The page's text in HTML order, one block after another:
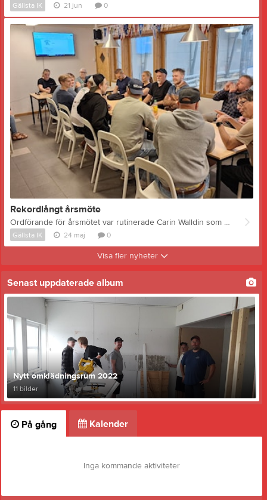
Gällsta IK 21 jun 0
Rekordlångt årsmöte
Ordförande för årsmötet var rutinerade Carin Walldin som skötte klubbföringen både elegant och säkert. Trots Carins rutin blev det ett rekordlångt årsmöte. Genomgången av förra årets ekonomiska förehavanden krävde en hel del tid till att börja med. Resultatet slutade på ca -187 tusen kronor, vilket givetvis var en anledning till både noggrann genomgång och en och annan fråga. Dessutom presenterade styrelsen förslag till nya stadgar, nya riktlinjer mm vilket krävde en hel del tid för genomgång, diskussion och beslut. Medlemsavgiften beslutades orförändrad, 300 kr respektive 500 kr för familj. Avgående ledamöterna Ingela Söderlind, Erik Söderlind och Sara Sjödin avtackades av ordförande Susanne Swanston Kurtson. Nya i styrelsen blev Pehr Andersson, Linda Granell och Robert Lundwall. Bilden: Cirka 20 medlemmar bevistade klubbens årsmöte
Gällsta IK 24 maj 0
Visa fler nyheter
Senast uppdaterade album
Nytt omklädningsrum 2022
11 bilder
På gång Kalender
Inga kommande aktiviteter